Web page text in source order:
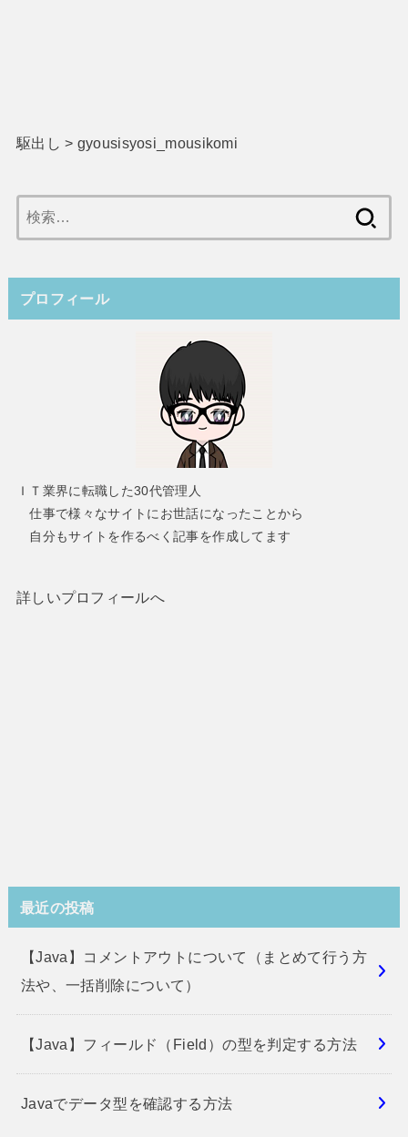
駆出し > gyousisyosi_mousikomi
索:
プロフィール
ＩＴ業界に転職した30代管理人
仕事で様々なサイトにお世話になったことから
自分もサイトを作るべく記事を作成してます
詳しいプロフィールへ
最近の投稿
【Java】コメントアウトについて（まとめて行う方
法や、一括削除について）
【Java】フィールド（Field）の型を判定する方法
Javaでデータ型を確認する方法